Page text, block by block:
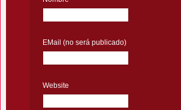
EMail (no será publicado)
Website